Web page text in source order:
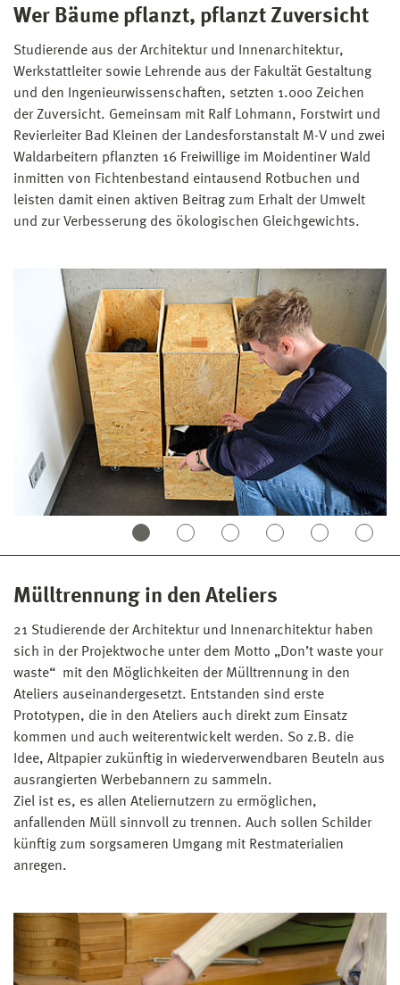
Wer Bäume pflanzt, pflanzt Zuversicht
Studierende aus der Architektur und Innenarchitektur,
Werkstattleiter sowie Lehrende aus der Fakultät Gestaltung
und den Ingenieurwissenschaften, setzten 1.000 Zeichen
der Zuversicht. Gemeinsam mit Ralf Lohmann, Forstwirt und
Revierleiter Bad Kleinen der Landesforstanstalt M-V und zwei
Waldarbeitern pflanzten 16 Freiwillige im Moidentiner Wald
inmitten von Fichtenbestand eintausend Rotbuchen und
leisten damit einen aktiven Beitrag zum Erhalt der Umwelt
und zur Verbesserung des ökologischen Gleichgewichts.
Mülltrennung in den Ateliers
21 Studierende der Architektur und Innenarchitektur haben
sich in der Projektwoche unter dem Motto „Don’t waste your
waste“ mit den Möglichkeiten der Mülltrennung in den
Ateliers auseinandergesetzt. Entstanden sind erste
Prototypen, die in den Ateliers auch direkt zum Einsatz
kommen und auch weiterentwickelt werden. So z.B. die
Idee, Altpapier zukünftig in wiederverwendbaren Beuteln aus
ausrangierten Werbebannern zu sammeln.
Ziel ist es, es allen Ateliernutzern zu ermöglichen,
anfallenden Müll sinnvoll zu trennen. Auch sollen Schilder
künftig zum sorgsameren Umgang mit Restmaterialien
anregen.